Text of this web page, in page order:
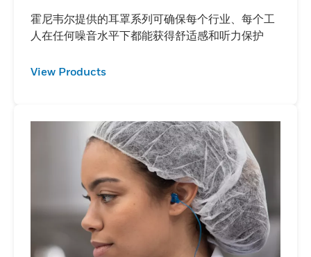
霍尼韦尔提供的耳罩系列可确保每个行业、每个工
人在任何噪音水平下都能获得舒适感和听力保护
View Products